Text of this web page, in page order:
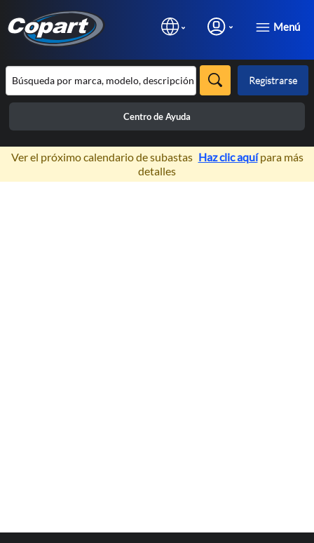
Menú
Registrarse
Centro de Ayuda
×
Ver el próximo calendario de subastas Haz clic aquípara más
detalles